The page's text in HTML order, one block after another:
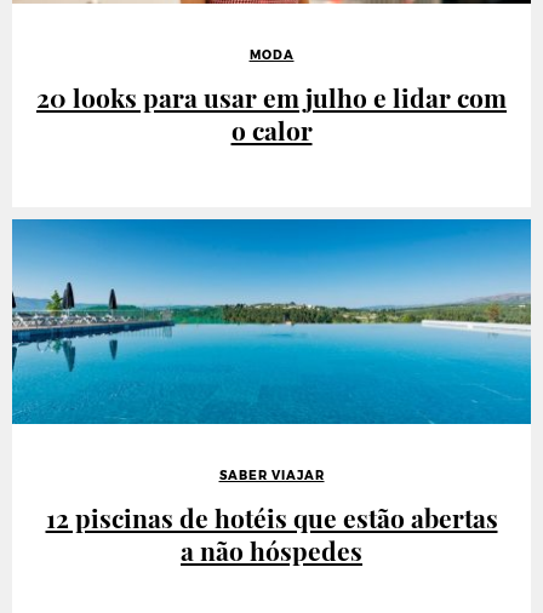
MODA
20 looks para usar em julho e lidar com
o calor
SABER VIAJAR
12 piscinas de hotéis que estão abertas
a não hóspedes